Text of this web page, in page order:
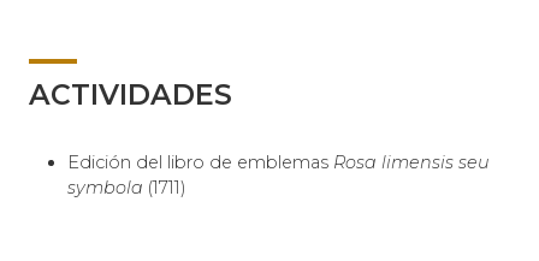
ACTIVIDADES
Edición del libro de emblemas Rosa limensis seu
symbola (1711)